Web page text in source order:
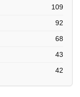
109
92
68
43
42